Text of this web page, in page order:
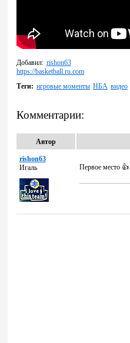
Добавил: rishon63
https://basketball.ru.com
Теги: игровые моменты НБА видео
Комментарии:
Автор
rishon63
Игаль
Первое место 👍